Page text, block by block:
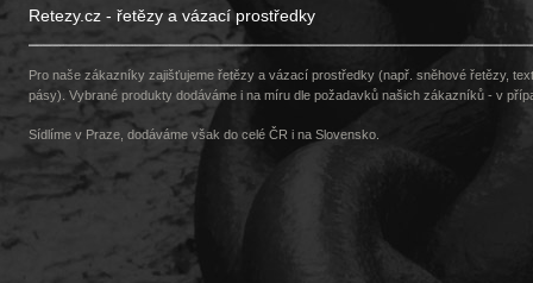
Retezy.cz - řetězy a vázací prostředky
Pro naše zákazníky zajišťujeme řetězy a vázací prostředky (např. sněhové řetězy,
pásy). Vybrané produkty dodáváme i na míru dle požadavků našich zákazníků - v
Sídlíme v Praze, dodáváme však do celé ČR i na Slovensko.